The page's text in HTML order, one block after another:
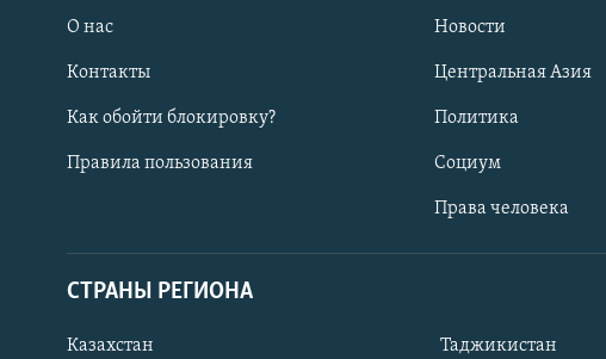
О нас
Контакты
Как обойти блокировку?
Правила пользования
Новости
Центральная Азия
Политика
Социум
Права человека
СТРАНЫ РЕГИОНА
Казахстан Таджикистан